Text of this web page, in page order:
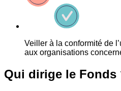
Veiller à la conformité de
aux organisations
Qui dirige le Fonds